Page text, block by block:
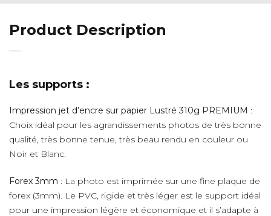
Product Description
Les supports :
Impression jet d’encre sur papier Lustré 310g PREMIUM :
Choix idéal pour les agrandissements photos de très bonne
qualité, très bonne tenue, très beau rendu en couleur ou
Noir et Blanc.
Forex 3mm : La photo est imprimée sur une fine plaque de
forex (3mm). Le PVC, rigide et très léger est le support idéal
pour une impression légère et économique et il s’adapte à